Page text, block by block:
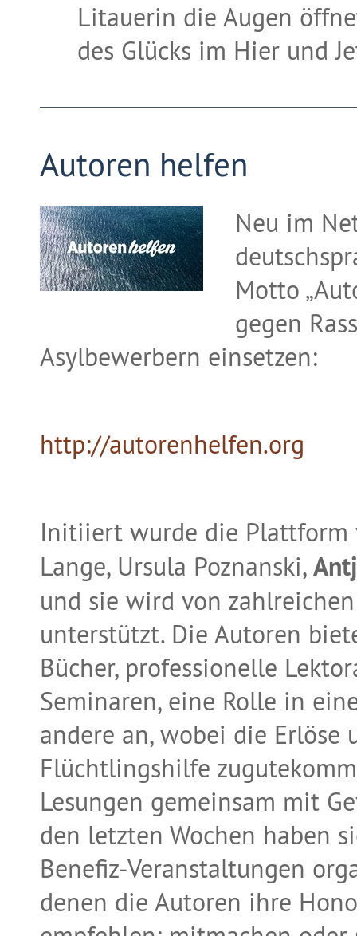
Litauerin die Augen
des Glücks im Hier und
Autoren helfen
Neu im
Motto
gegen
Asylbewerbern einsetzen:
http://autorenhelfen.org
Initiiert wurde die
Lange, Ursula Poznanski,
und sie wird von
unterstützt. Die Autoren
Bücher, professionelle
Seminaren, eine Rolle in
andere an, wobei die
Flüchtlingshilfe
Lesungen gemeinsam mit
den letzten Wochen haben
Benefiz-Veranstaltungen
denen die Autoren ihre